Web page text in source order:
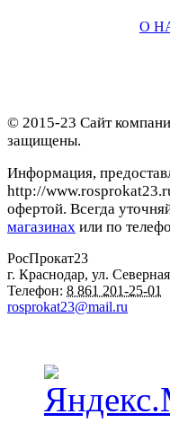
О
© 2015-23 Сайт
защищены.
Информация,
http://
офертой. Всегда
магазинах или по
РосПрокат23
г. Краснодар, ул.
Телефон: 8 861 201-25-01
rosprokat23@mail.ru